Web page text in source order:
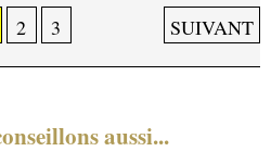
2 3 SUIVANT
aussi...